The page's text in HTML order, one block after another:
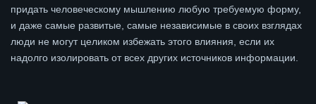
придать человеческому мышлению любую требуемую форму,
и даже самые развитые, самые независимые в своих взглядах
люди не могут целиком избежать этого влияния, если их
надолго изолировать от всех других источников информации.